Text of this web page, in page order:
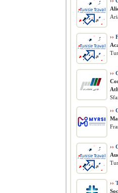
››
››
››
››
››